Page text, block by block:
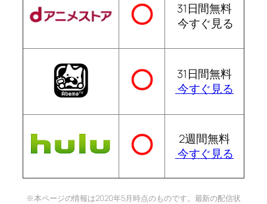
31日間無料
今すぐ見る
31日間無料
今すぐ見る
2週間無料
今すぐ見る
※本ページの情報は2020年5月時点のものです。最新の配信状